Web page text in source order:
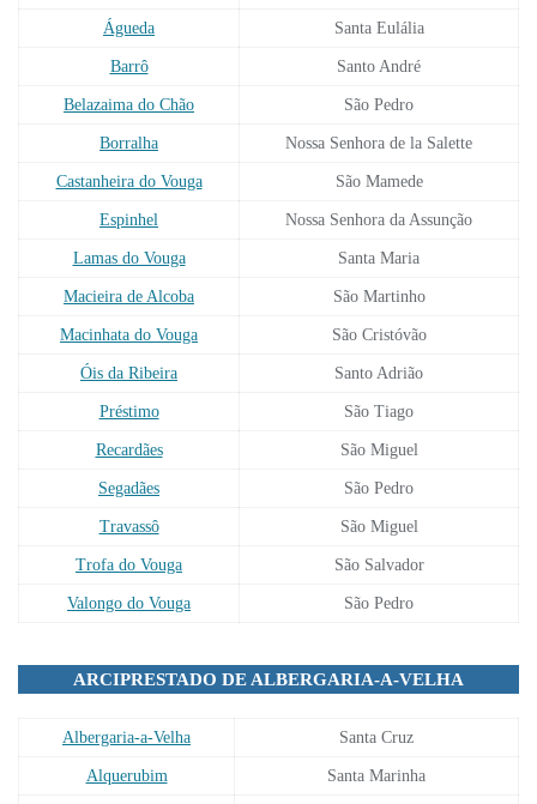
Águeda Santa Eulália
Barrô Santo André
Belazaima do Chão São Pedro
Borralha Nossa Senhora de la Salette
Castanheira do Vouga São Mamede
Espinhel Nossa Senhora da Assunção
Lamas do Vouga Santa Maria
Macieira de Alcoba São Martinho
Macinhata do Vouga São Cristóvão
Óis da Ribeira Santo Adrião
Préstimo São Tiago
Recardães São Miguel
Segadães São Pedro
Travassô São Miguel
Trofa do Vouga São Salvador
Valongo do Vouga São Pedro
ARCIPRESTADO DE ALBERGARIA-A-VELHA
Albergaria-a-Velha Santa Cruz
Alquerubim Santa Marinha